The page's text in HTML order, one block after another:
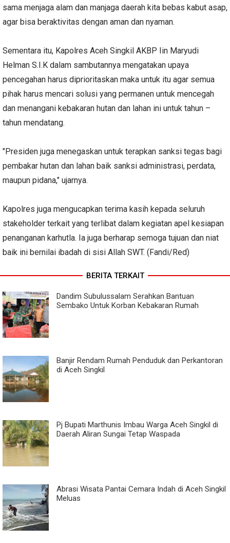
sama menjaga alam dan manjaga daerah kita bebas kabut asap,
agar bisa beraktivitas dengan aman dan nyaman.
Sementara itu, Kapolres Aceh Singkil AKBP Iin Maryudi
Helman S.I.K dalam sambutannya mengatakan upaya
pencegahan harus diprioritaskan maka untuk itu agar semua
pihak harus mencari solusi yang permanen untuk mencegah
dan menangani kebakaran hutan dan lahan ini untuk tahun –
tahun mendatang.
"Presiden juga menegaskan untuk terapkan sanksi tegas bagi
pembakar hutan dan lahan baik sanksi administrasi, perdata,
maupun pidana," ujarnya.
Kapolres juga mengucapkan terima kasih kepada seluruh
stakeholder terkait yang terlibat dalam kegiatan apel kesiapan
penanganan karhutla. Ia juga berharap semoga tujuan dan niat
baik ini bernilai ibadah di sisi Allah SWT. (Fandi/Red)
BERITA TERKAIT
Dandim Subulussalam Serahkan Bantuan
Sembako Untuk Korban Kebakaran Rumah
Banjir Rendam Rumah Penduduk dan Perkantoran
di Aceh Singkil
Pj Bupati Marthunis Imbau Warga Aceh Singkil di
Daerah Aliran Sungai Tetap Waspada
Abrasi Wisata Pantai Cemara Indah di Aceh Singkil
Meluas